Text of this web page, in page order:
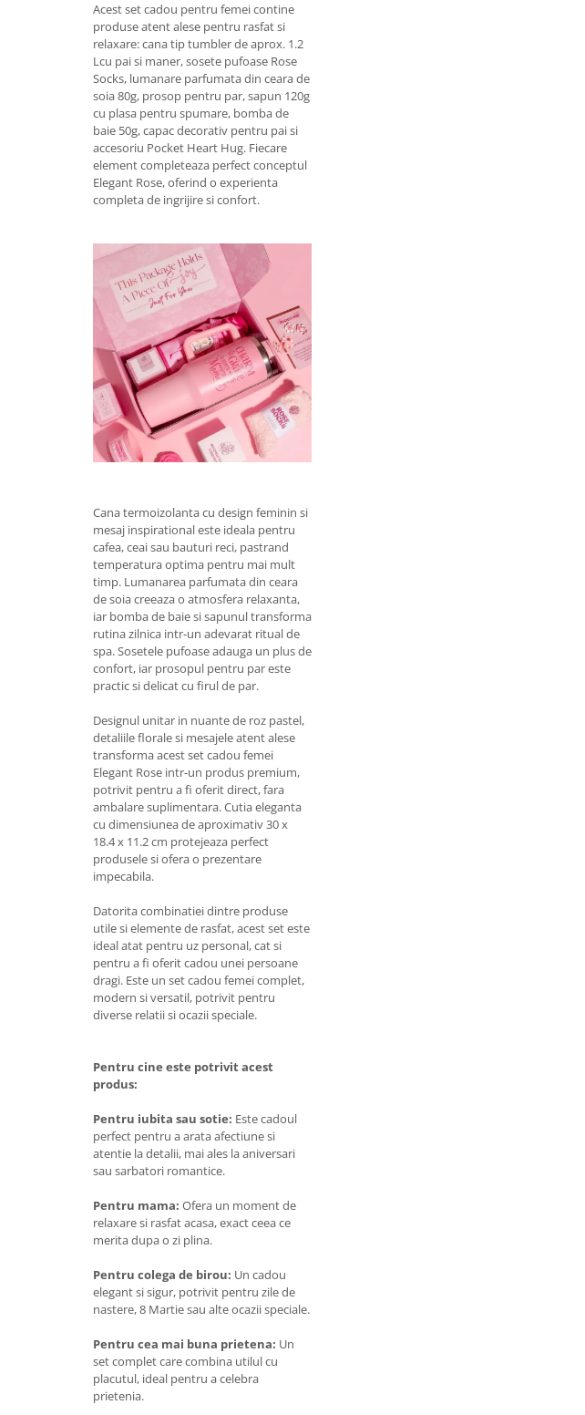
Acest set cadou pentru femei contine
produse atent alese pentru rasfat si
relaxare: cana tip tumbler de aprox. 1.2
Lcu pai si maner, sosete pufoase Rose
Socks, lumanare parfumata din ceara de
soia 80g, prosop pentru par, sapun 120g
cu plasa pentru spumare, bomba de
baie 50g, capac decorativ pentru pai si
accesoriu Pocket Heart Hug. Fiecare
element completeaza perfect conceptul
Elegant Rose, oferind o experienta
completa de ingrijire si confort.
Cana termoizolanta cu design feminin si
mesaj inspirational este ideala pentru
cafea, ceai sau bauturi reci, pastrand
temperatura optima pentru mai mult
timp. Lumanarea parfumata din ceara
de soia creeaza o atmosfera relaxanta,
iar bomba de baie si sapunul transforma
rutina zilnica intr-un adevarat ritual de
spa. Sosetele pufoase adauga un plus de
confort, iar prosopul pentru par este
practic si delicat cu firul de par.
Designul unitar in nuante de roz pastel,
detaliile florale si mesajele atent alese
transforma acest set cadou femei
Elegant Rose intr-un produs premium,
potrivit pentru a fi oferit direct, fara
ambalare suplimentara. Cutia eleganta
cu dimensiunea de aproximativ 30 x
18.4 x 11.2 cm protejeaza perfect
produsele si ofera o prezentare
impecabila.
Datorita combinatiei dintre produse
utile si elemente de rasfat, acest set este
ideal atat pentru uz personal, cat si
pentru a fi oferit cadou unei persoane
dragi. Este un set cadou femei complet,
modern si versatil, potrivit pentru
diverse relatii si ocazii speciale.
Pentru cine este potrivit acest
produs:
Pentru iubita sau sotie: Este cadoul
perfect pentru a arata afectiune si
atentie la detalii, mai ales la aniversari
sau sarbatori romantice.
Pentru mama: Ofera un moment de
relaxare si rasfat acasa, exact ceea ce
merita dupa o zi plina.
Pentru colega de birou: Un cadou
elegant si sigur, potrivit pentru zile de
nastere, 8 Martie sau alte ocazii speciale.
Pentru cea mai buna prietena: Un
set complet care combina utilul cu
placutul, ideal pentru a celebra
prietenia.